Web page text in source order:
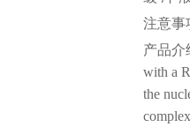
注意事
产品介
with a
the